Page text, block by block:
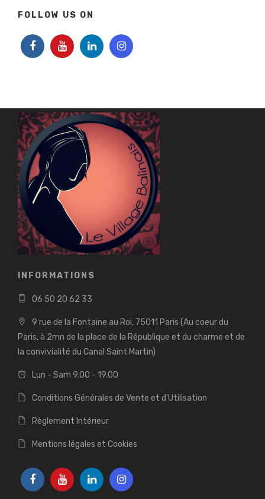
FOLLOW US ON
INFORMATIONS
06 50 20 62 33
9 rue de la Fontaine au Roi, 75011 Paris (Au coeur du
Paris, à 2mn de la place de la République et du charme et de
la convivialité du Canal Saint Martin)
Lun - Sam 9.00 - 19.00
Conditions Générales de Vente et d'Utilisation
Règlement Intérieur
Mentions légales et Cookies